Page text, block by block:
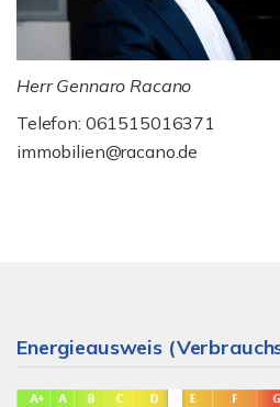
Herr Gennaro Racano
Telefon: 061515016371
immobilien@racano.de
Energieausweis